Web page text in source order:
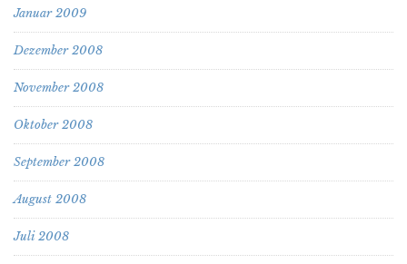
Januar 2009
Dezember 2008
November 2008
Oktober 2008
September 2008
August 2008
Juli 2008